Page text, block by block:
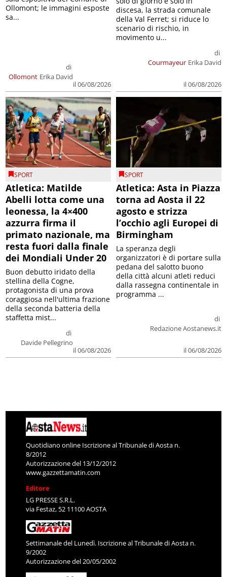
Ollomont
di
Erika David
il 06/08/2026
Ollomont; le immagini esposte
sa...
Courmayeur
di
Erika David
il 06/08/2026
discesa, la strada comunale
della Val Ferret; si riduce lo
scenario di rischio, in
movimento u...
SPORT
Atletica: Matilde
Abelli lotta come una
leonessa, la 4×400
azzurra firma il
primato nazionale, ma
resta fuori dalla finale
dei Mondiali Under 20
di
Davide Pellegrino
il 06/08/2026
Buon debutto iridato della
stellina della Cogne,
protagonista di una prova
coraggiosa nell'ultima frazione
della seconda batteria della
staffetta mist...
SPORT
Atletica: Asta in Piazza
torna ad Aosta il 22
agosto e strizza
l’occhio agli Europei di
Birmingham
di
Redazione Aostanews.it
il 06/08/2026
La speranza degli
organizzatori è di portare sulla
pedana del salotto buono
della città alcuni atleti reduci
dalla rassegna continentale in
programma ...
Quotidiano online Iscrizione al Tribunale di Aosta n.
8/2012
Autorizzazione del 13/12/2012
www.gazzettamatin.com
Editore
LG PRESSE S.R.L.
via Festaz, 52 11100 AOSTA
Settimanale del Lunedì. Iscrizione al Tribunale di Aosta n.
9/2002
Autorizzazione del 20/05/2002